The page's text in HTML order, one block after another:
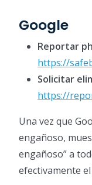
Google
Reportar
https://
Solicitar
https://
Una vez que
engañoso,
engañoso” a
efectivamente